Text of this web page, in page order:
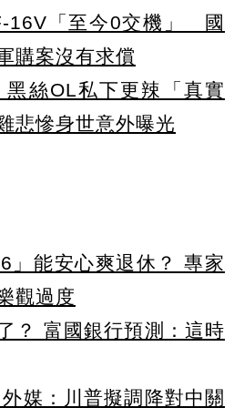
16V「至今0交機」 國
購案沒有求償
絲OL私下更辣「真實
悲慘身世意外曝光
」能安心爽退休？ 專家
觀過度
？ 富國銀行預測：這時
媒：川普擬調降對中關